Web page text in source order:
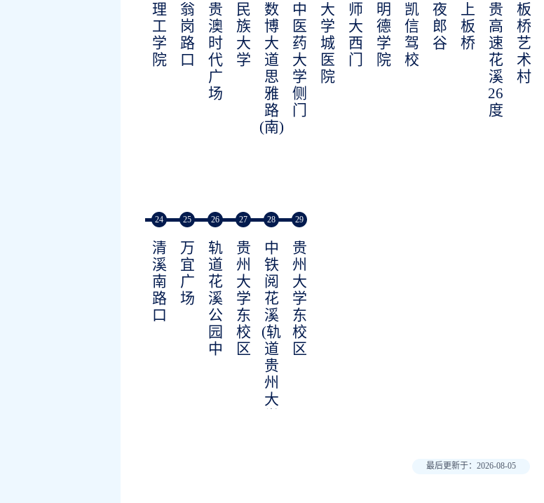
理
工
学
院
翁
岗
路
口
贵
澳
时
代
广
场
民
族
大
学
数
博
大
道
思
雅
路
(南)
中
医
药
大
学
侧
门
大
学
城
医
院
师
大
西
门
明
德
学
院
凯
信
驾
校
夜
郎
谷
上
板
桥
贵
高
速
花
溪
26
度
板
桥
艺
术
村
24
清
溪
南
路
口
25
万
宜
广
场
26
轨
道
花
溪
公
园
中
27
贵
州
大
学
东
校
区
28
中
铁
阅
花
溪
(轨
道
贵
州
大
29
贵
州
大
学
东
校
区
最后更新于：2026-08-05